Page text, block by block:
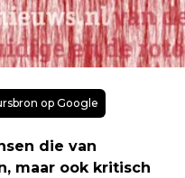
op Google
die van
maar ook kritisch